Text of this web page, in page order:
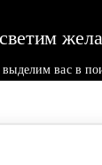
вас в